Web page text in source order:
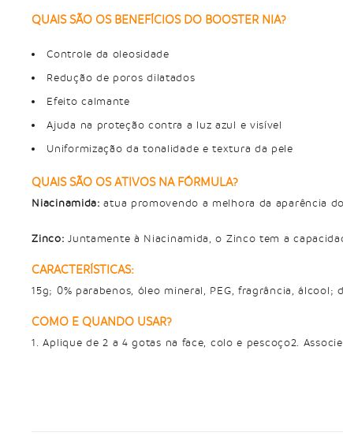
QUAIS SÃO OS BENEFÍCIOS DO BOOSTER NIA?
Controle da oleosidade
Redução de poros dilatados
Efeito calmante
Ajuda na proteção contra a luz azul e visível
Uniformização da tonalidade e textura da pele
QUAIS SÃO OS ATIVOS NA FÓRMULA?
Niacinamida: atua promovendo a melhora da aparência
Zinco: Juntamente à Niacinamida, o Zinco tem a
CARACTERÍSTICAS:
15g; 0% parabenos, óleo mineral, PEG, fragrância,
COMO E QUANDO USAR?
1. Aplique de 2 a 4 gotas na face, colo e pescoço2.